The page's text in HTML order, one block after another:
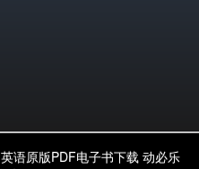
英语原版PDF电子书下载 动必乐